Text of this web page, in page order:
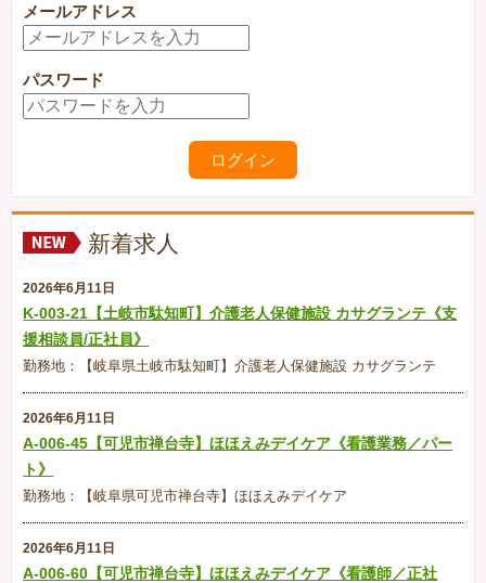
メールアドレス
パスワード
新着求人
2026年6月11日
K-003-21【土岐市駄知町】介護老人保健施設 カサグランテ《支
援相談員/正社員》
勤務地：【岐阜県土岐市駄知町】介護老人保健施設 カサグランテ
2026年6月11日
A-006-45【可児市禅台寺】ほほえみデイケア《看護業務／パー
ト》
勤務地：【岐阜県可児市禅台寺】ほほえみデイケア
2026年6月11日
A-006-60【可児市禅台寺】ほほえみデイケア《看護師／正社